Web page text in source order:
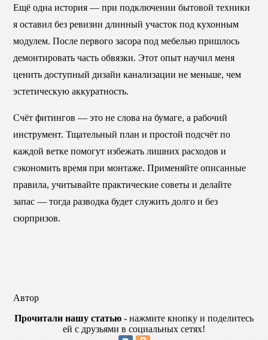
Ещё одна история — при подключении бытовой техники
я оставил без ревизии длинный участок под кухонным
модулем. После первого засора под мебелью пришлось
демонтировать часть обвязки. Этот опыт научил меня
ценить доступный дизайн канализации не меньше, чем
эстетическую аккуратность.
Счёт фитингов — это не слова на бумаге, а рабочий
инструмент. Тщательный план и простой подсчёт по
каждой ветке помогут избежать лишних расходов и
сэкономить время при монтаже. Применяйте описанные
правила, учитывайте практические советы и делайте
запас — тогда разводка будет служить долго и без
сюрпризов.
Автор
Прочитали нашу статью - нажмите кнопку и поделитесь
ей с друзьями в социальных сетях!